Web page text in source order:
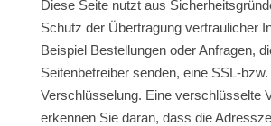
Diese Seite nutzt aus
Schutz der Übertragung vertraulicher
Beispiel Bestellungen oder Anfragen,
Seitenbetreiber senden, eine SSL-
Verschlüsselung. Eine verschlüsselte
erkennen Sie daran, dass die